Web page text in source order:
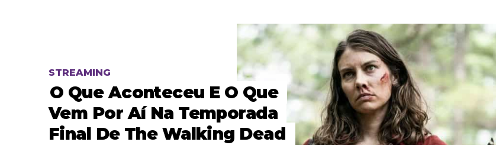
STREAMING
O Que Aconteceu E O Que
Vem Por Aí Na Temporada
Final De The Walking Dead